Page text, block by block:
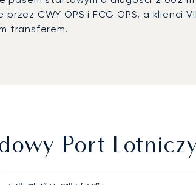
przez CWY OPS i FCG OPS, a
transferem.
Port